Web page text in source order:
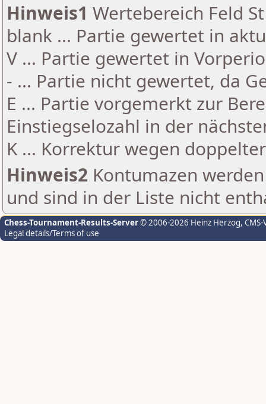
Hinweis1 Wertebereich Feld
blank ... Partie gewertet in
V ... Partie gewertet in
- ... Partie nicht gewertet, da
E ... Partie vorgemerkt zur
Einstiegselozahl in der
K ... Korrektur wegen
Hinweis2 Kontumazen
und sind in der Liste nicht
Chess-Tournament-Results-Server© 2006-2026 Heinz Herzog,
Legal details/Terms of use